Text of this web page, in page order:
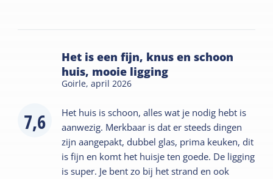
7,6
Het is een fijn, knus en schoon
huis, mooie ligging
Goirle,april 2026
Het huis is schoon, alles wat je nodig hebt is
aanwezig. Merkbaar is dat er steeds dingen
zijn aangepakt, dubbel glas, prima keuken, dit
is fijn en komt het huisje ten goede. De ligging
is super. Je bent zo bij het strand en ook